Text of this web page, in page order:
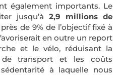
également importants. Le
jusqu’à2,9 millions de
de 9% de l’objectif fixé à
en outre un report
et le vélo, réduisant la
de transport et les coûts
à laquelle nous